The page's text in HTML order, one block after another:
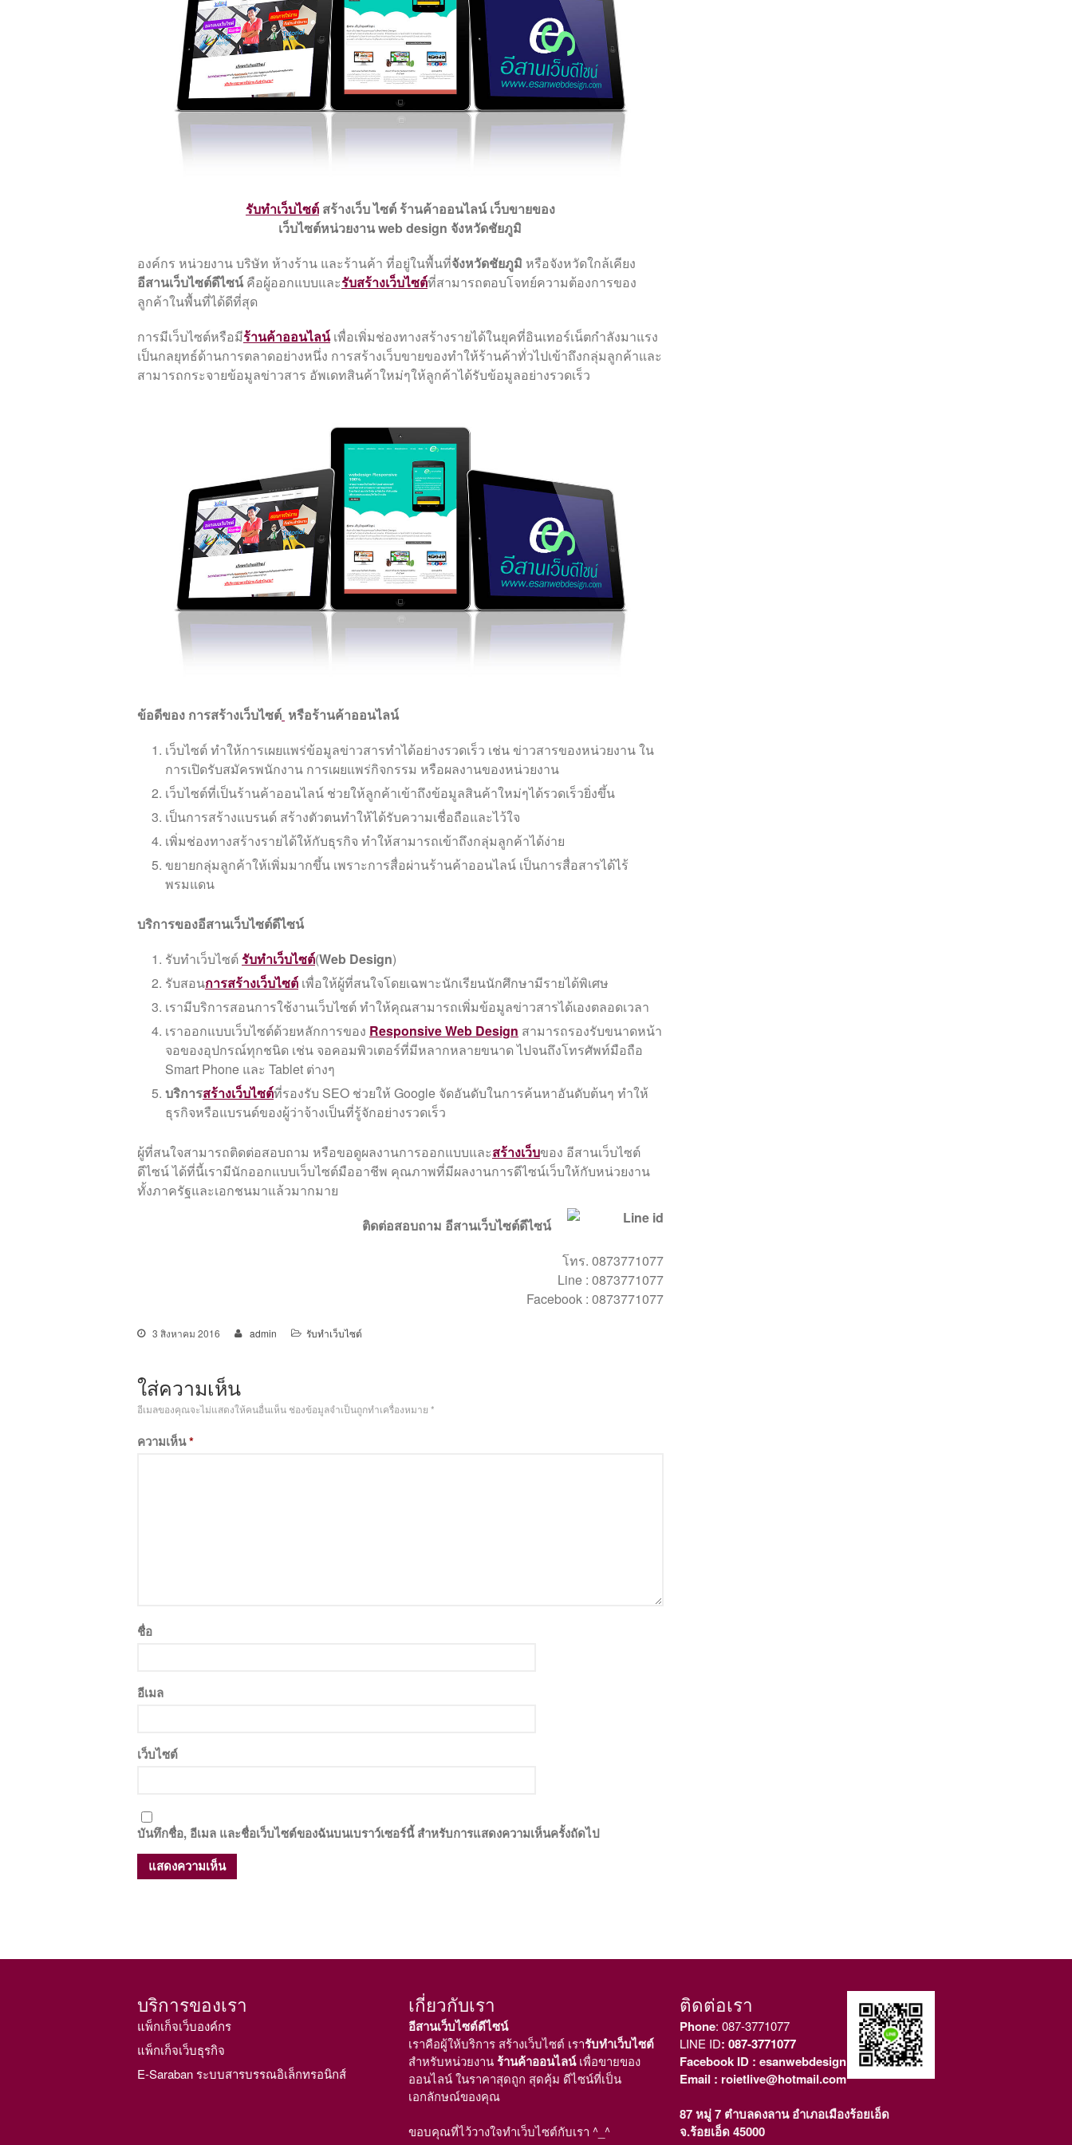
รับทําเว็บไซต์ สร้างเว็บ ไซต์ ร้านค้าออนไลน์ เว็บขายของ
เว็บไซต์หน่วยงาน web design จังหวัดชัยภูมิ
องค์กร หน่วยงาน บริษัท ห้างร้าน และร้านค้า ที่อยู่ในพื้นที่จังหวัดชัยภูมิ หรือจังหวัดใกล้เคียง
อีสานเว็บไซต์ดีไซน์ คือผู้ออกแบบและรับสร้างเว็บไซต์ที่สามารถตอบโจทย์ความต้องการของ
ลูกค้าในพื้นที่ได้ดีที่สุด
การมีเว็บไซต์หรือมีร้านค้าออนไลน์เพื่อเพิ่มช่องทางสร้างรายได้ในยุคที่อินเทอร์เน็ตกำลังมาแรง
เป็นกลยุทธ์ด้านการตลาดอย่างหนึ่ง การสร้างเว็บขายของทำให้ร้านค้าทั่วไปเข้าถึงกลุ่มลูกค้าและ
สามารถกระจายข้อมูลข่าวสาร อัพเดทสินค้าใหม่ๆให้ลูกค้าได้รับข้อมูลอย่างรวดเร็ว
ข้อดีของ การสร้างเว็บไซต์ หรือร้านค้าออนไลน์
เว็บไซต์ ทำให้การเผยแพร่ข้อมูลข่าวสารทำได้อย่างรวดเร็ว เช่น ข่าวสารของหน่วยงาน ใน
การเปิดรับสมัครพนักงาน การเผยแพร่กิจกรรม หรือผลงานของหน่วยงาน
เว็บไซต์ที่เป็นร้านค้าออนไลน์ ช่วยให้ลูกค้าเข้าถึงข้อมูลสินค้าใหม่ๆได้รวดเร็วยิ่งขึ้น
เป็นการสร้างแบรนด์ สร้างตัวตนทำให้ได้รับความเชื่อถือและไว้ใจ
เพิ่มช่องทางสร้างรายได้ให้กับธุรกิจ ทำให้สามารถเข้าถึงกลุ่มลูกค้าได้ง่าย
ขยายกลุ่มลูกค้าให้เพิ่มมากขึ้น เพราะการสื่อผ่านร้านค้าออนไลน์ เป็นการสื่อสารได้ไร้
พรมแดน
บริการของอีสานเว็บไซต์ดีไซน์
รับทำเว็บไซต์รับทําเว็บไซต์(Web Design)
รับสอนการสร้างเว็บไซต์ เพื่อให้ผู้ที่สนใจโดยเฉพาะนักเรียนนักศึกษามีรายได้พิเศษ
เรามีบริการสอนการใช้งานเว็บไซต์ ทำให้คุณสามารถเพิ่มข้อมูลข่าวสารได้เองตลอดเวลา
เราออกแบบเว็บไซต์ด้วยหลักการของ Responsive Web Design สามารถรองรับขนาดหน้า
จอของอุปกรณ์ทุกชนิด เช่น จอคอมพิวเตอร์ที่มีหลากหลายขนาด ไปจนถึงโทรศัพท์มือถือ
Smart Phone และ Tablet ต่างๆ
บริการสร้างเว็บไซต์ที่รองรับ SEO ช่วยให้ Google จัดอันดับในการค้นหาอันดับต้นๆ ทำให้
ธุรกิจหรือแบรนด์ของผู้ว่าจ้างเป็นที่รู้จักอย่างรวดเร็ว
ผู้ที่สนใจสามารถติดต่อสอบถาม หรือขอดูผลงานการออกแบบและสร้างเว็บของ อีสานเว็บไซต์
ดีไซน์ ได้ที่นี้เรามีนักออกแบบเว็บไซต์มืออาชีพ คุณภาพที่มีผลงานการดีไซน์เว็บให้กับหน่วยงาน
ทั้งภาครัฐและเอกชนมาแล้วมากมาย
ติดต่อสอบถาม อีสานเว็บไซต์ดีไซน์
โทร. 0873771077
Line : 0873771077
Facebook : 0873771077
3 สิงหาคม 2016 admin รับทำเว็บไซต์
ใส่ความเห็น
อีเมลของคุณจะไม่แสดงให้คนอื่นเห็น ช่องข้อมูลจำเป็นถูกทำเครื่องหมาย *
ความเห็น*
ชื่อ
อีเมล
เว็บไซต์
บันทึกชื่อ, อีเมล และชื่อเว็บไซต์ของฉันบนเบราว์เซอร์นี้ สำหรับการแสดงความเห็นครั้งถัดไป
บริการของเรา
แพ็กเก็จเว็บองค์กร
แพ็กเก็จเว็บธุรกิจ
E-Saraban ระบบสารบรรณอิเล็กทรอนิกส์
เกี่ยวกับเรา
อีสานเว็บไซต์ดีไซน์
เราคือผู้ให้บริการ สร้างเว็บไซต์ เรารับทำเว็บไซต์
สำหรับหน่วยงานร้านค้าออนไลน์เพื่อขายของ
ออนไลน์ ในราคาสุดถูก สุดคุ้ม ดีไซน์ที่เป็น
เอกลักษณ์ของคุณ
ขอบคุณที่ไว้วางใจทำเว็บไซต์กับเรา ^_^
ติดต่อเรา
Phone: 087-3771077
LINE ID: 087-3771077
Facebook ID: esanwebdesign
Email : roietlive@hotmail.com
87 หมู่ 7 ตำบลดงลาน อำเภอเมืองร้อยเอ็ด
จ.ร้อยเอ็ด 45000